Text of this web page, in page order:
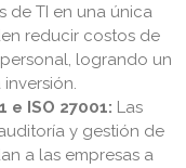
de TI en una única
reducir costos de
logrando un
e ISO 27001: Las
y gestión de
a las empresas a